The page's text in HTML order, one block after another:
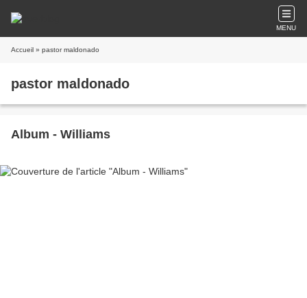
MENU
Accueil » pastor maldonado
pastor maldonado
Album - Williams